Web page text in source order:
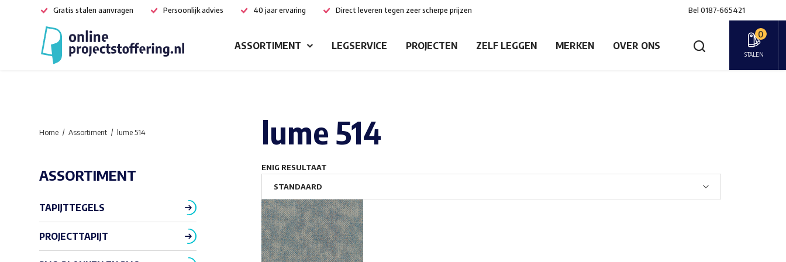
Gratis stalen aanvragen Persoonlijk advies 40 jaar ervaring Direct leveren tegen zeer scherpe prijzen Bel 0187-665421
ASSORTIMENT LEGSERVICE PROJECTEN ZELF LEGGEN MERKEN OVER ONS
0
STALEN
lume 514
ENIG RESULTAAT
Home Assortiment lume 514
ASSORTIMENT
TAPIJTTEGELS
PROJECTTAPIJT